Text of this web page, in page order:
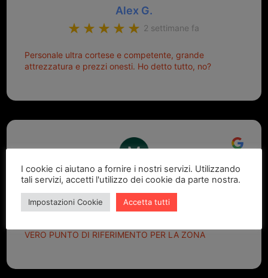
Alex G.
2 settimane fa
Personale ultra cortese e competente, grande
attrezzatura e prezzi onesti. Ho detto tutto, no?
Marcello Dastoli
2 settimane fa
VERO PUNTO DI RIFERIMENTO PER LA ZONA
I cookie ci aiutano a fornire i nostri servizi. Utilizzando
tali servizi, accetti l'utilizzo dei cookie da parte nostra.
Impostazioni Cookie Accetta tutti